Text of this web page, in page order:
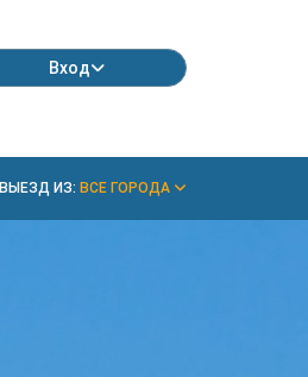
Вход
ВЫЕЗД ИЗ: ВСЕ ГОРОДА